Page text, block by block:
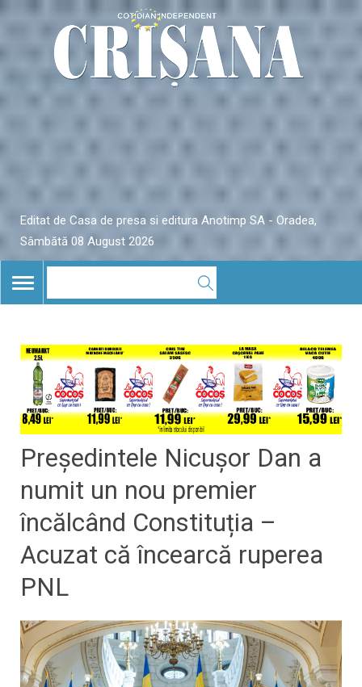
Editat de Casa de presa si editura Anotimp SA - Oradea,
Sâmbătă 08 August 2026
TOGGLE
NAVIGATION
Președintele Nicușor Dan a
numit un nou premier
încălcând Constituția –
Acuzat că încearcă ruperea
PNL